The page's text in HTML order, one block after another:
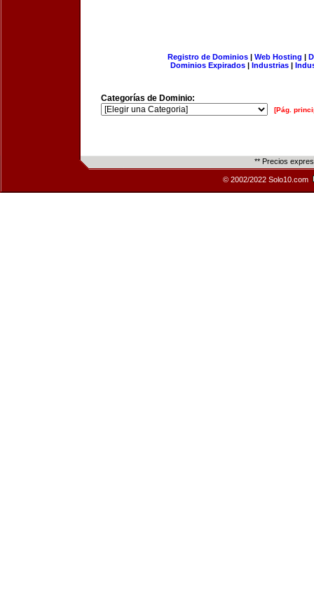
Registro de Dominios| Web Hosting |
Dominios Expirados | Industrias |
Categorías de Dominio:
[Pág.
** Precios
© 2002/2022 Solo10.com